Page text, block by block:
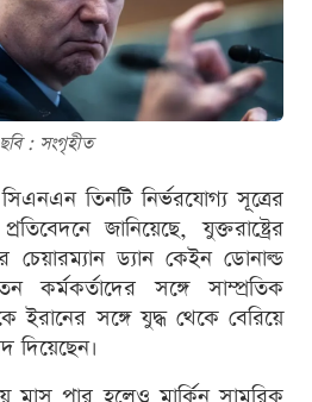
ছবি : সংগৃহীত
তিনটি নির্ভরযোগ্য সূত্রের
জানিয়েছে, যুক্তরাষ্ট্রের
ড্যান কেইন ডোনাল্ড
কর্মকর্তাদের সঙ্গে সাম্প্রতিক
ইরানের সঙ্গে যুদ্ধ থেকে বেরিয়ে